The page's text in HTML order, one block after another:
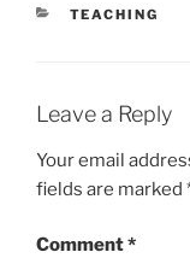
CATEGORIES
TEACHING
Leave a Reply
Your email
fields are marked
Comment*